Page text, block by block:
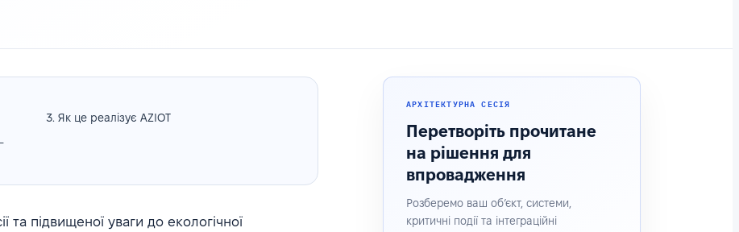
Як це реалізує AZIOT
та підвищеної уваги до екологічної
АРХІТЕКТУРНА СЕСІЯ
Перетворіть прочитане
на рішення для
впровадження
Розберемо ваш об’єкт, системи,
критичні події та інтеграційні